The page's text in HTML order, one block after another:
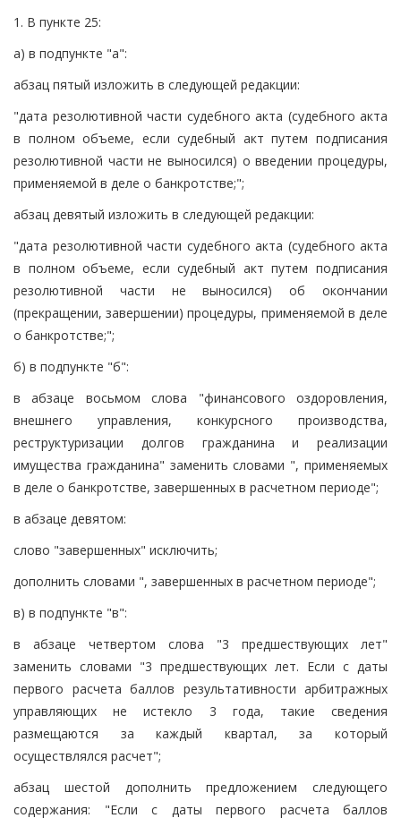
1. В пункте 25:
а) в подпункте "а":
абзац пятый изложить в следующей редакции:
"дата резолютивной части судебного акта (судебного акта
в полном объеме, если судебный акт путем подписания
резолютивной части не выносился) о введении процедуры,
применяемой в деле о банкротстве;";
абзац девятый изложить в следующей редакции:
"дата резолютивной части судебного акта (судебного акта
в полном объеме, если судебный акт путем подписания
резолютивной части не выносился) об окончании
(прекращении, завершении) процедуры, применяемой в деле
о банкротстве;";
б) в подпункте "б":
в абзаце восьмом слова "финансового оздоровления,
внешнего управления, конкурсного производства,
реструктуризации долгов гражданина и реализации
имущества гражданина" заменить словами ", применяемых
в деле о банкротстве, завершенных в расчетном периоде";
в абзаце девятом:
слово "завершенных" исключить;
дополнить словами ", завершенных в расчетном периоде";
в) в подпункте "в":
в абзаце четвертом слова "3 предшествующих лет"
заменить словами "3 предшествующих лет. Если с даты
первого расчета баллов результативности арбитражных
управляющих не истекло 3 года, такие сведения
размещаются за каждый квартал, за который
осуществлялся расчет";
абзац шестой дополнить предложением следующего
содержания: "Если с даты первого расчета баллов